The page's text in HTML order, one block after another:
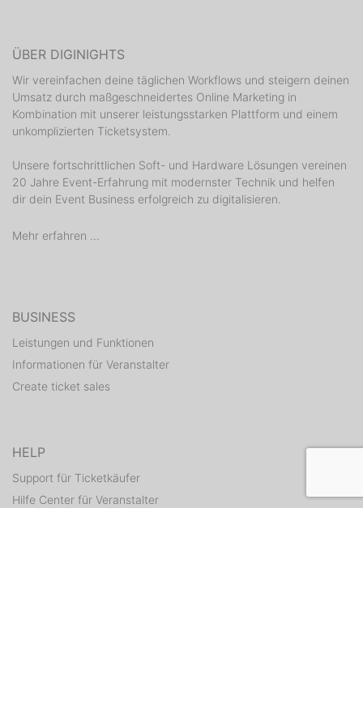
ÜBER DIGINIGHTS
Wir vereinfachen deine täglichen Workflows und steigern deinen
Umsatz durch maßgeschneidertes Online Marketing in
Kombination mit unserer leistungsstarken Plattform und einem
unkomplizierten Ticketsystem.
Unsere fortschrittlichen Soft- und Hardware Lösungen vereinen
20 Jahre Event-Erfahrung mit modernster Technik und helfen
dir dein Event Business erfolgreich zu digitalisieren.
Mehr erfahren ...
BUSINESS
Leistungen und Funktionen
Informationen für Veranstalter
Create ticket sales
HELP
Support für Ticketkäufer
Hilfe Center für Veranstalter